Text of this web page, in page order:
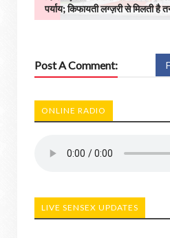
पर्याय; किफायती लग्ज़री से मिलती है
Post A Comment:
ONLINE RADIO
LIVE SENSEX UPDATES